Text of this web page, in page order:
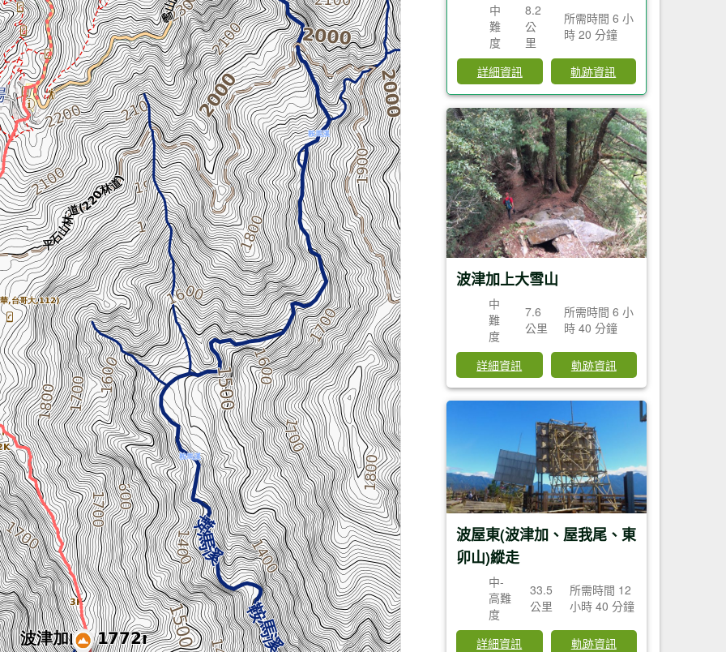
中
難
度
8.2
公
里
所需時間 6 小
時 20 分鐘
詳細資訊 軌跡資訊
波津加上大雪山
中
難
度
7.6
公里
所需時間 6 小
時 40 分鐘
詳細資訊 軌跡資訊
波屋東(波津加、屋我尾、東
卯山)縱走
中-
高難
度
33.5
公里
所需時間 12
小時 40 分鐘
詳細資訊 軌跡資訊